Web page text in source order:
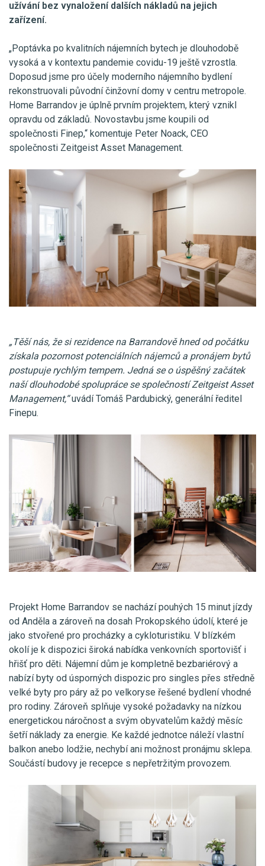
užívání bez vynaložení dalších nákladů na jejich
zařízení.
„Poptávka po kvalitních nájemních bytech je dlouhodobě
vysoká a v kontextu pandemie covidu-19 ještě vzrostla.
Doposud jsme pro účely moderního nájemního bydlení
rekonstruovali původní činžovní domy v centru metropole.
Home Barrandov je úplně prvním projektem, který vznikl
opravdu od základů. Novostavbu jsme koupili od
společnosti Finep,“ komentuje Peter Noack, CEO
společnosti Zeitgeist Asset Management.
„Těší nás, že si rezidence na Barrandově hned od počátku
získala pozornost potenciálních nájemců a pronájem bytů
postupuje rychlým tempem. Jedná se o úspěšný začátek
naší dlouhodobé spolupráce se společností Zeitgeist Asset
Management,“uvádí Tomáš Pardubický, generální ředitel
Finepu.
Projekt Home Barrandov se nachází pouhých 15 minut jízdy
od Anděla a zároveň na dosah Prokopského údolí, které je
jako stvořené pro procházky a cykloturistiku. V blízkém
okolí je k dispozici široká nabídka venkovních sportovišť i
hřišť pro děti. Nájemní dům je kompletně bezbariérový a
nabízí byty od úsporných dispozic pro singles přes středně
velké byty pro páry až po velkoryse řešené bydlení vhodné
pro rodiny. Zároveň splňuje vysoké požadavky na nízkou
energetickou náročnost a svým obyvatelům každý měsíc
šetří náklady za energie. Ke každé jednotce náleží vlastní
balkon anebo lodžie, nechybí ani možnost pronájmu sklepa.
Součástí budovy je recepce s nepřetržitým provozem.